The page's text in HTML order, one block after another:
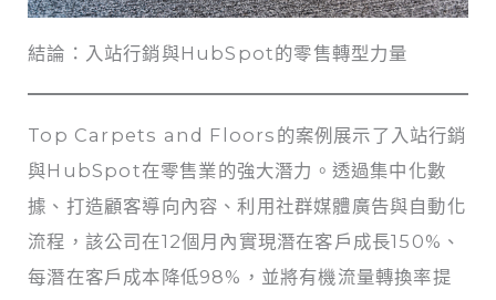
結論：入站行銷與HubSpot的零售轉型力量
Top Carpets and Floors的案例展示了入站行銷
與HubSpot在零售業的強大潛力。透過集中化數
據、打造顧客導向內容、利用社群媒體廣告與自動化
流程，該公司在12個月內實現潛在客戶成長150%、
每潛在客戶成本降低98%，並將有機流量轉換率提